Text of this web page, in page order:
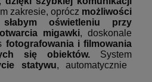
zakresie, oprócz możliwości
oświetleniu przy
migawki, doskonale
fotografowania i filmowania
się obiektów. System
statywu, automatycznie